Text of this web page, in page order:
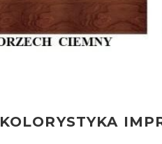
KOLORYSTYKA